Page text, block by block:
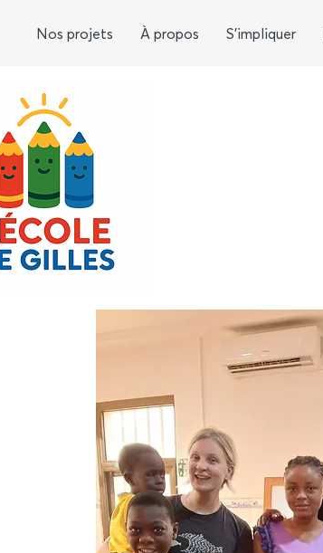
Nos projets À propos S'impliquer